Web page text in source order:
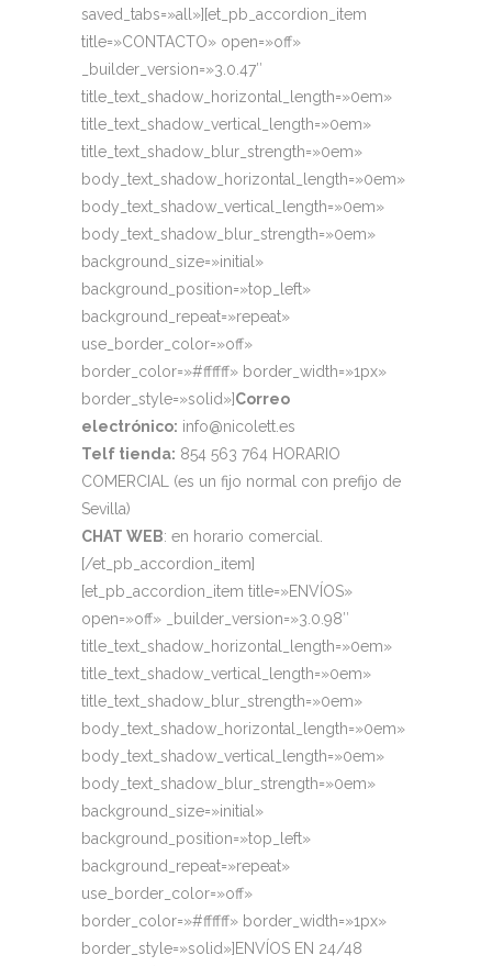
saved_tabs=»all»][et_pb_accordion_item
title=»CONTACTO» open=»off»
_builder_version=»3.0.47″
title_text_shadow_horizontal_length=»0em»
title_text_shadow_vertical_length=»0em»
title_text_shadow_blur_strength=»0em»
body_text_shadow_horizontal_length=»0em»
body_text_shadow_vertical_length=»0em»
body_text_shadow_blur_strength=»0em»
background_size=»initial»
background_position=»top_left»
background_repeat=»repeat»
use_border_color=»off»
border_color=»#ffffff» border_width=»1px»
border_style=»solid»]Correo
electrónico: info@nicolett.es
Telf tienda: 854 563 764 HORARIO
COMERCIAL (es un fijo normal con prefijo de
Sevilla)
CHAT WEB: en horario comercial.
[/et_pb_accordion_item]
[et_pb_accordion_item title=»ENVÍOS»
open=»off» _builder_version=»3.0.98″
title_text_shadow_horizontal_length=»0em»
title_text_shadow_vertical_length=»0em»
title_text_shadow_blur_strength=»0em»
body_text_shadow_horizontal_length=»0em»
body_text_shadow_vertical_length=»0em»
body_text_shadow_blur_strength=»0em»
background_size=»initial»
background_position=»top_left»
background_repeat=»repeat»
use_border_color=»off»
border_color=»#ffffff» border_width=»1px»
border_style=»solid»]ENVÍOS EN 24/48